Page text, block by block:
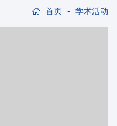
首页 - 学术活动